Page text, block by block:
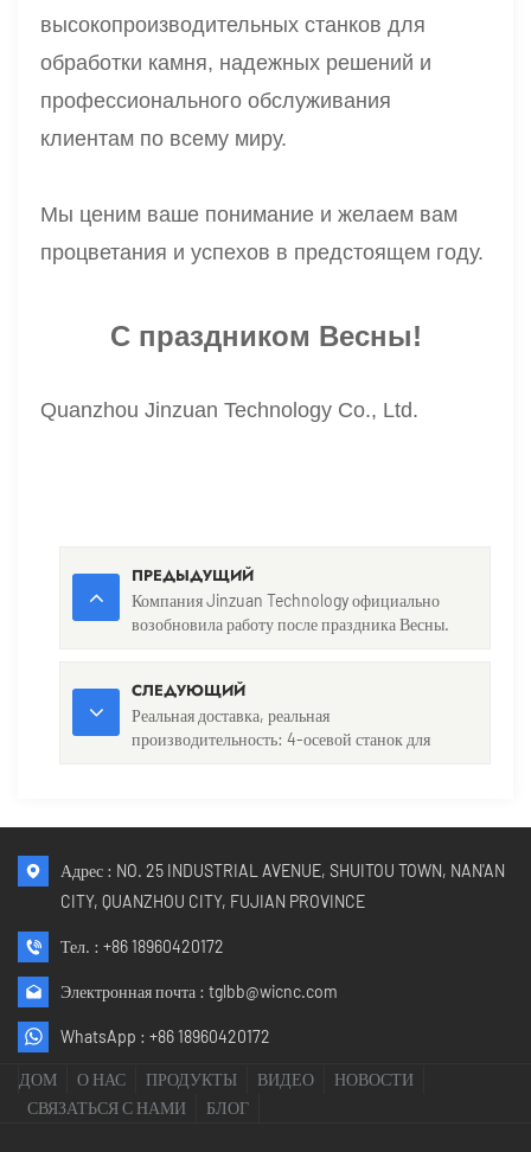
высокопроизводительных станков для
обработки камня, надежных решений и
профессионального обслуживания
клиентам по всему миру.
Мы ценим ваше понимание и желаем вам
процветания и успехов в предстоящем году.
С праздником Весны!
Quanzhou Jinzuan Technology Co., Ltd.
ПРЕДЫДУЩИЙ
Компания Jinzuan Technology официально
возобновила работу после праздника Весны.
СЛЕДУЮЩИЙ
Реальная доставка, реальная
производительность: 4-осевой станок для
Адрес : NO. 25 INDUSTRIAL AVENUE, SHUITOU TOWN, NAN'AN
CITY, QUANZHOU CITY, FUJIAN PROVINCE
Тел. : +86 18960420172
Электронная почта : tglbb@wicnc.com
WhatsApp : +86 18960420172
ДОМ О НАС ПРОДУКТЫ ВИДЕО
НОВОСТИ
СВЯЗАТЬСЯ С НАМИ
БЛОГ